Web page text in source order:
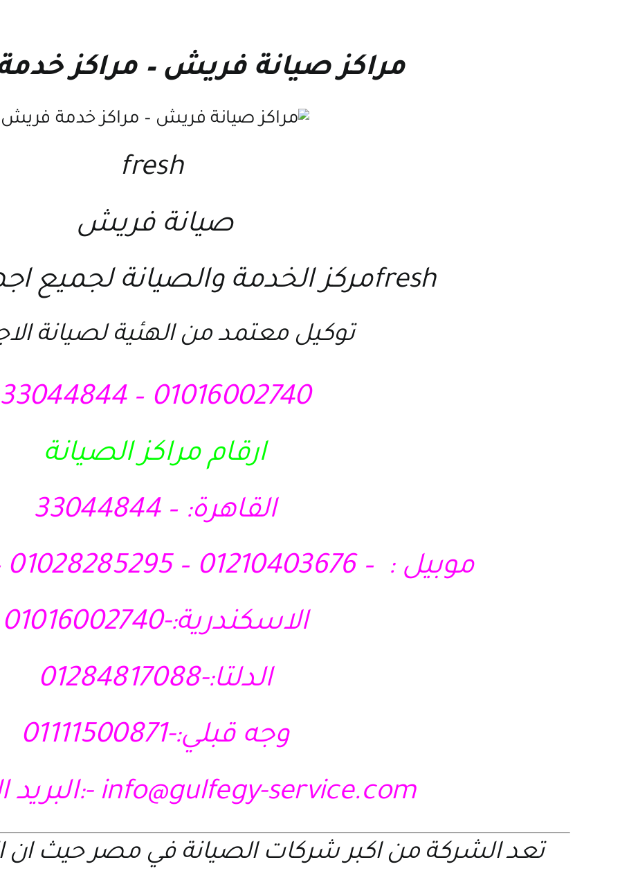
مراكز صيانة فريش–مراكز
fresh
صيانة فريش
freshمركز الخدمة والصيانة لجميع اجهزة فريش
توكيل معتمد من الهئية لصيانة
01016002740 – 33044844
ارقام مراكز الصيانة
القاهرة: – 33044844
موبيل : – 01210403676 – 01028285295 – 01121717340
الاسكندرية:-01016002740
الدلتا:-01284817088
وجه قبلي:-01111500871
info@gulfegy-service.com -:البريد
تعد الشركة من اكبر شركات الصيانة في مصر حيث